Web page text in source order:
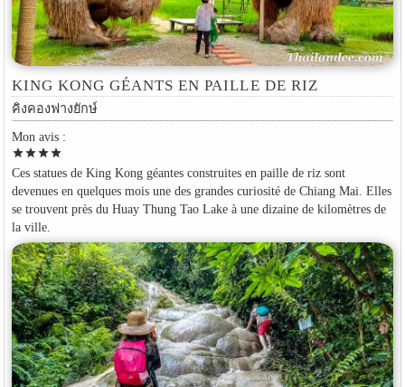
KING KONG GÉANTS EN PAILLE DE RIZ
คิงคองฟางยักษ์
Mon avis :
starstarstarstar
Ces statues de King Kong géantes construites en paille de riz sont
devenues en quelques mois une des grandes curiosité de Chiang Mai. Elles
se trouvent près du Huay Thung Tao Lake à une dizaine de kilomètres de
la ville.